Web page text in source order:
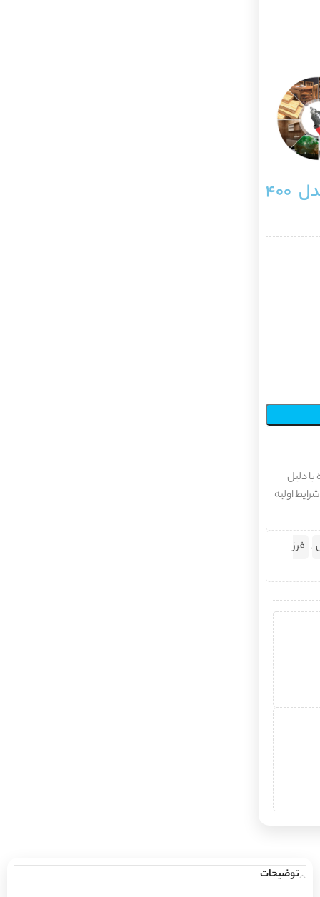
مینی فرز انگشتی گلو کوتاه بیکر مدل 400
دلیل
اولیه
, فرز
توضیحات